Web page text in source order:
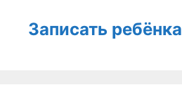
Записать ребёнка